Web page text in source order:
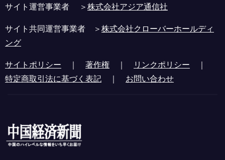
サイト運営事業者 ＞株式会社アジア通信社
サイト共同運営事業者 ＞株式会社クローバーホールディ
ング
サイトポリシー ｜ 著作権 ｜ リンクポリシー ｜
特定商取引法に基づく表記 ｜ お問い合わせ